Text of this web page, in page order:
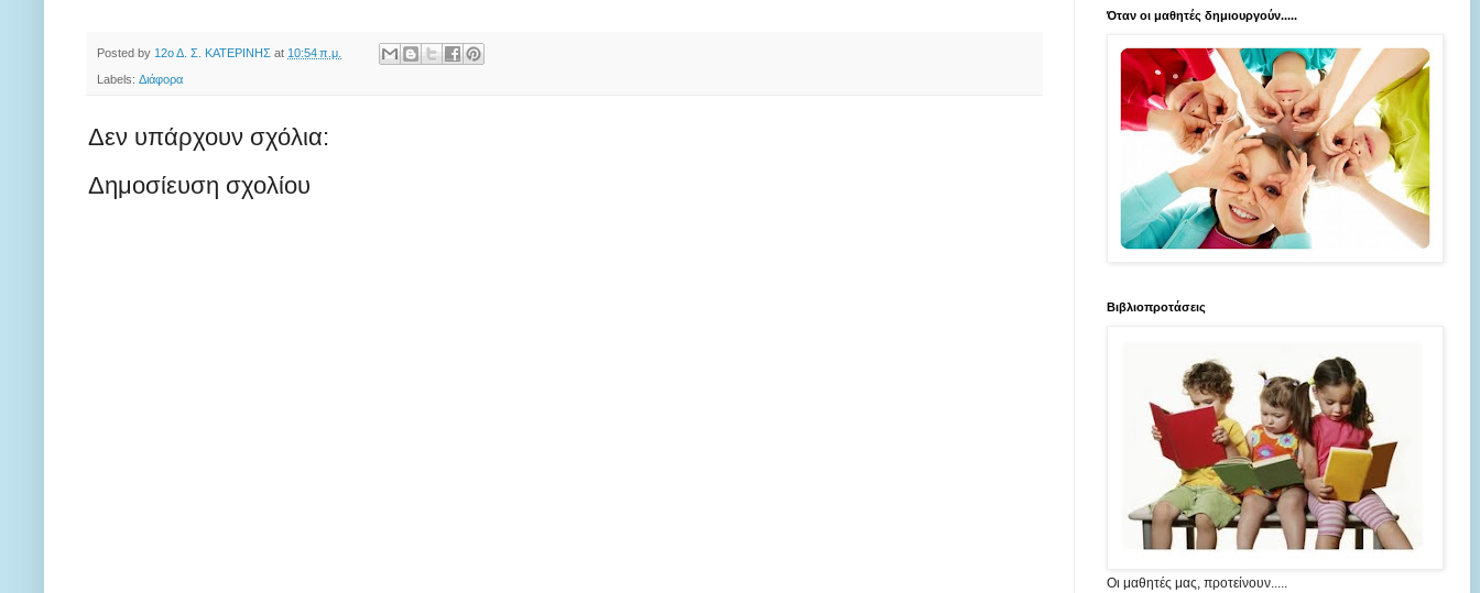
Posted by 12ο Δ. Σ. ΚΑΤΕΡΙΝΗΣ at 10:54 π.μ.
Labels: Διάφορα
Δεν υπάρχουν σχόλια:
Δημοσίευση σχολίου
Όταν οι μαθητές δημιουργούν.....
Βιβλιοπροτάσεις
Οι μαθητές μας, προτείνουν.....